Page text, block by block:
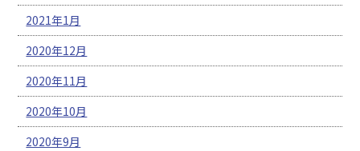
2021年1月
2020年12月
2020年11月
2020年10月
2020年9月